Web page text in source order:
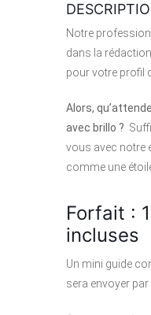
Notre
dans la
pour votre profil
Alors,
avec brillo ?
vous avec notre
comme une
Forfait :
incluses
Un mini guide
sera envoyer